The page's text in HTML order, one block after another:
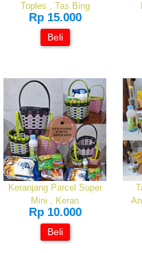
Toples , Tas Bing
Rp 15.000
Beli
Keranjang Parcel Super
Mini , Keran
Rp 10.000
Beli